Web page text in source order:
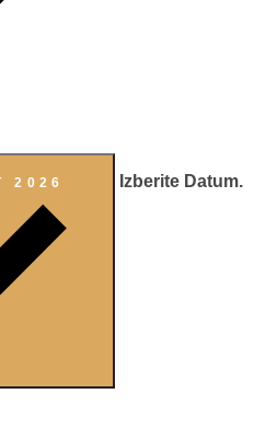
2026 Izberite Datum.